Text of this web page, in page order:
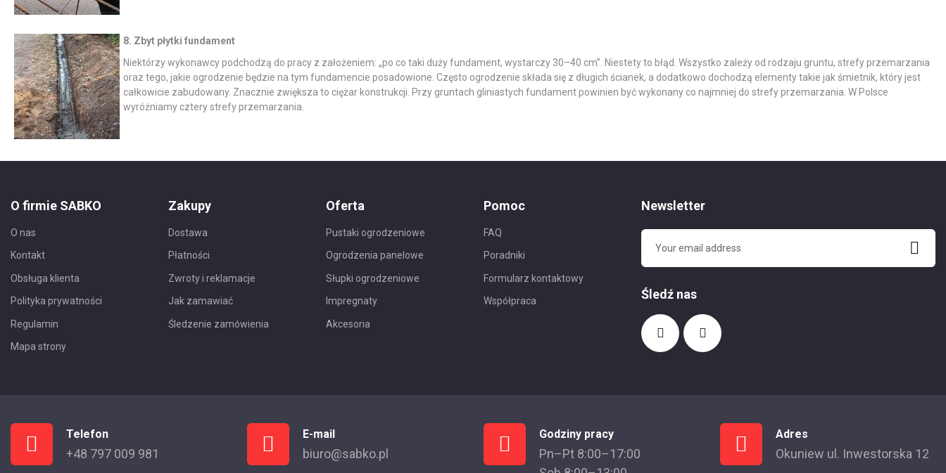
8. Zbyt płytki fundament
Niektórzy wykonawcy podchodzą do pracy z założeniem: „po co taki duży fundament, wystarczy 30–40 cm”. Niestety to błąd. Wszystko zależy od rodzaju gruntu, strefy przemarzania
oraz tego, jakie ogrodzenie będzie na tym fundamencie posadowione. Często ogrodzenie składa się z długich ścianek, a dodatkowo dochodzą elementy takie jak śmietnik, który jest
całkowicie zabudowany. Znacznie zwiększa to ciężar konstrukcji. Przy gruntach gliniastych fundament powinien być wykonany co najmniej do strefy przemarzania. W Polsce
wyróżniamy cztery strefy przemarzania.
O firmie SABKO
O nas
Kontakt
Obsługa klienta
Polityka prywatności
Regulamin
Mapa strony
Zakupy
Dostawa
Płatności
Zwroty i reklamacje
Jak zamawiać
Śledzenie zamówienia
Oferta
Pustaki ogrodzeniowe
Ogrodzenia panelowe
Słupki ogrodzeniowe
Impregnaty
Akcesoria
Pomoc
FAQ
Poradniki
Formularz kontaktowy
Współpraca
Newsletter
Śledź nas
Telefon
+48 797 009 981
E-mail
biuro@sabko.pl
Godziny pracy
Pn–Pt 8:00–17:00
Adres
Okuniew ul. Inwestorska 12